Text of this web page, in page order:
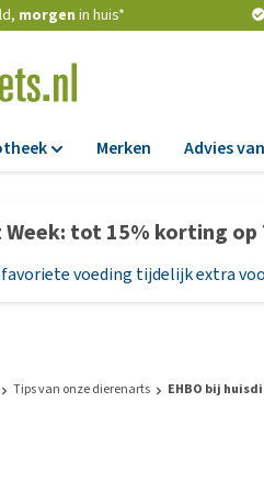
morgen in huis*
Hondenbrokken
Natvoer
Graanvrij
Vlooien en teken
Ontworming
Probiotica en
Merken Advies
Week: tot 15% korting
voeding tijdelijk extra
Tips van onze dierenarts EHBO bij